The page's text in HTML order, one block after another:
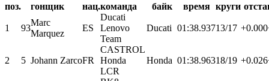
поз. гонщик нац.команда байк время круги
1 93
Marc
Marquez
ES
Ducati
Lenovo
Team
Ducati 01:38.93713/17 +0.000
2 5 Johann ZarcoFR
CASTROL
Honda
LCR
Honda 01:38.96318/19 +0.026